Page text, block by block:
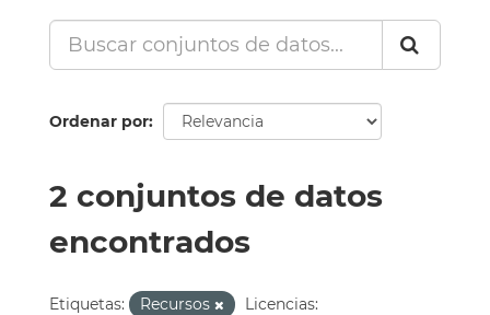
Ordenar por
2 conjuntos de datos
encontrados
Etiquetas: Recursos
Licencias: